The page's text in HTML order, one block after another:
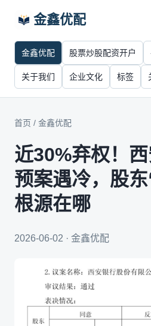
金鑫优配
金鑫优配 股票炒股配资开户
关于我们 企业文化 标签
首页 / 金鑫优配
近30%弃权！
预案遇冷，股
根源在哪
2026-06-02 · 金鑫优配